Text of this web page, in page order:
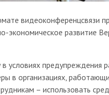
видеоконференцсвязи
экономическое развитие
условиях предупреждения
в организациях,
– использовать